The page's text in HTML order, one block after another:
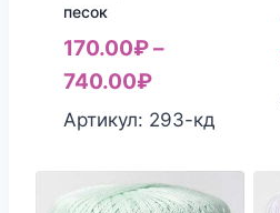
песок
170.00₽–
740.00₽
Артикул: 293-кд